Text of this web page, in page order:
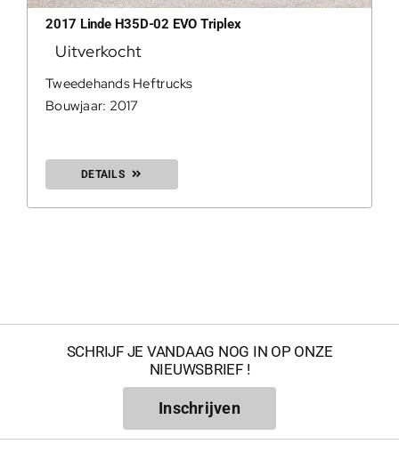
2017 Linde H35D-02 EVO Triplex
Uitverkocht
Tweedehands Heftrucks
Bouwjaar: 2017
DETAILS
SCHRIJF JE VANDAAG NOG IN OP ONZE
NIEUWSBRIEF !
Inschrijven
200Kg =